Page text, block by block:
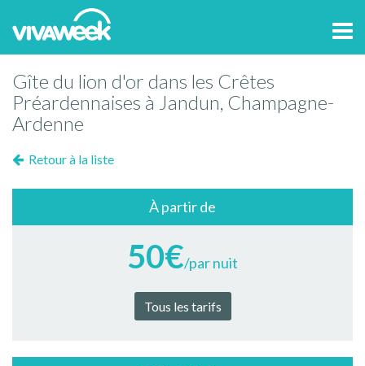
Gîte du lion d'or dans les Crêtes
Préardennaises à Jandun, Champagne-
Ardenne
Retour à la liste
À partir de
50€/par nuit
Tous les tarifs